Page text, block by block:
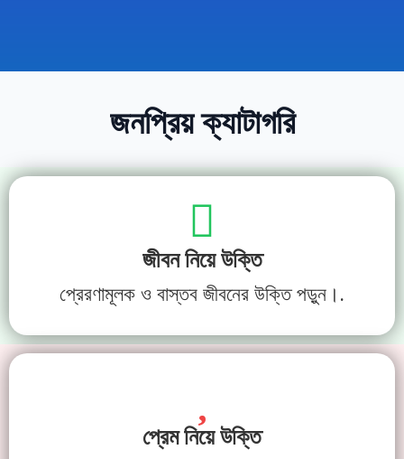
জনপ্রিয় ক্যাটাগরি
জীবন নিয়ে উক্তি
প্রেরণামূলক ও বাস্তব জীবনের উক্তি পড়ুন।.
প্রেম নিয়ে উক্তি